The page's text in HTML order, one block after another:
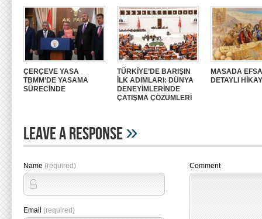
ÇERÇEVE YASA
TBMM’DE YASAMA
SÜRECİNDE
TÜRKİYE’DE BARIŞIN
İLK ADIMLARI: DÜNYA
DENEYİMLERİNDE
ÇATIŞMA ÇÖZÜMLERİ
MASADA
DETAYLI
Leave A Response»
Name (required)
Email (required)
Comment